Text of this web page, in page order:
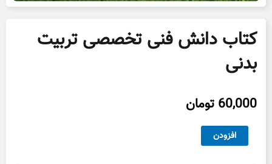
کتاب دانش فنی تخصصی تربیت
بدنی
60,000 تومان
دانش
افزودن